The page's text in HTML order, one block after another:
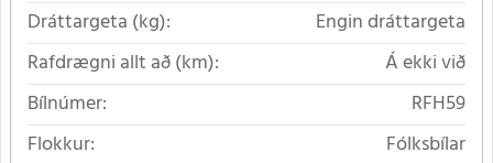
Dráttargeta (kg):
Engin dráttargeta
Rafdrægni allt að (km):
Á ekki við
Bílnúmer:
RFH59
Flokkur:
Fólksbílar